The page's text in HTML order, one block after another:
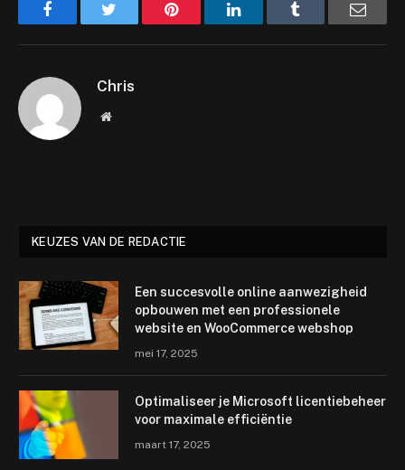
Facebook Pinterest LinkedIn Email
Chris
Website
KEUZES VAN DE REDACTIE
Een succesvolle online aanwezigheid
opbouwen met een professionele
website en WooCommerce webshop
mei 17, 2025
Optimaliseer je Microsoft licentiebeheer
voor maximale efficiëntie
maart 17, 2025